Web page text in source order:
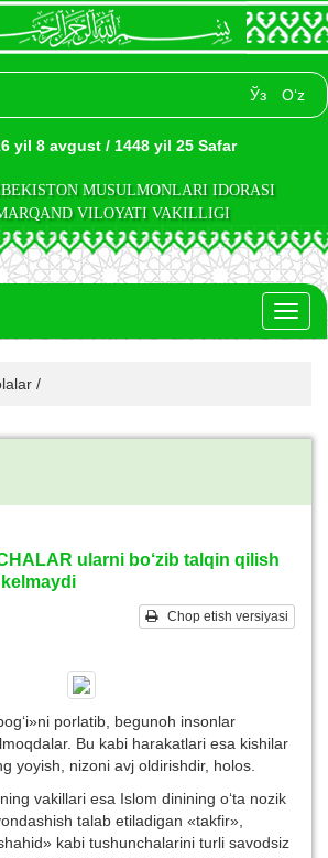
Ўз O‘z
yil 8 avgust / 1448 yil 25 Safar
MUSULMONLARI IDORASI
VILOYATI VAKILLIGI
/
ularni bo‘zib talqin qilish
Chop etish versiyasi
porlatib, begunoh insonlar
Bu kabi harakatlari esa kishilar
yoyish, nizoni avj oldirishdir, holos.
vakillari esa Islom dinining o‘ta nozik
talab etiladigan «takfir»,
kabi tushunchalarini turli savodsiz